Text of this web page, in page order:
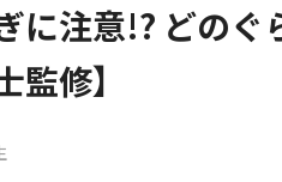
に注意!? どのぐ
修】